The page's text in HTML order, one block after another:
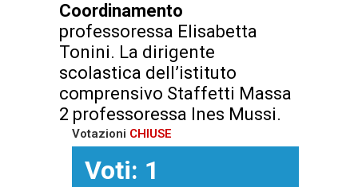
Coordinamento
professoressa Elisabetta
Tonini. La dirigente
scolastica dell’istituto
comprensivo Staffetti Massa
2 professoressa Ines Mussi.
Votazioni CHIUSE
Voti: 1